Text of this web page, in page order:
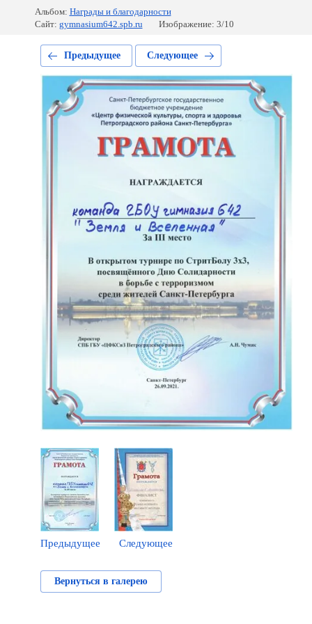
Альбом: Награды и благодарности
Сайт: gymnasium642.spb.ru Изображение: 3/10
Предыдущее Следующее
Предыдущее Следующее
Вернуться в галерею